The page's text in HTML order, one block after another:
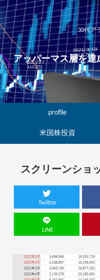
30代ア
アッパーマス層を
profile
米国株投資
スクリーンショ
Twitter
LINE